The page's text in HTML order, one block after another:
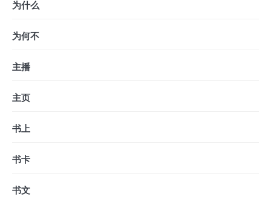
为什么
为何不
主播
主页
书上
书卡
书文